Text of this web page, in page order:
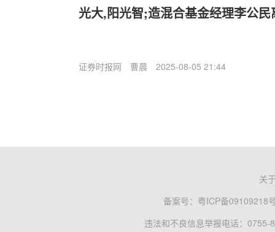
光大,阳光智;造混合基金经理李公民
证券时报网 曹晨 2025-08-05 21:44
关
备案号： 粤ICP备09109218
违法和不良信息举报电话：0755-